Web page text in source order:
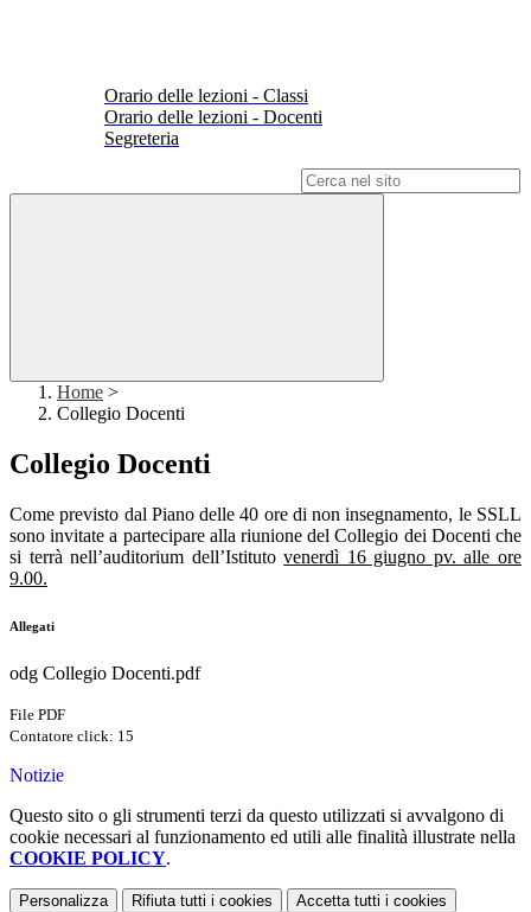
Orario delle lezioni - Classi
Orario delle lezioni - Docenti
Segreteria
Home >
Collegio Docenti
Collegio Docenti
Come previsto dal Piano delle 40 ore di non insegnamento, le SSLL
sono invitate a partecipare alla riunione del Collegio dei Docenti che
si terrà nell’auditorium dell’Istitutovenerdì 16 giugno pv. alle ore
9.00.
Allegati
odg Collegio Docenti.pdf
File PDF
Contatore click: 15
Notizie
Questo sito o gli strumenti terzi da questo utilizzati si avvalgono di
cookie necessari al funzionamento ed utili alle finalità illustrate nella
COOKIE POLICY.
Personalizza Rifiuta tutti i cookies Accetta tutti i cookies